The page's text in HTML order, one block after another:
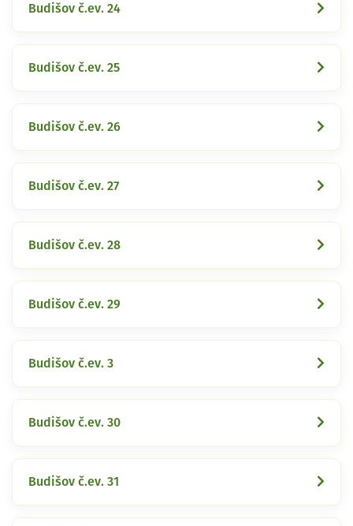
Budišov č.ev. 24
Budišov č.ev. 25
Budišov č.ev. 26
Budišov č.ev. 27
Budišov č.ev. 28
Budišov č.ev. 29
Budišov č.ev. 3
Budišov č.ev. 30
Budišov č.ev. 31